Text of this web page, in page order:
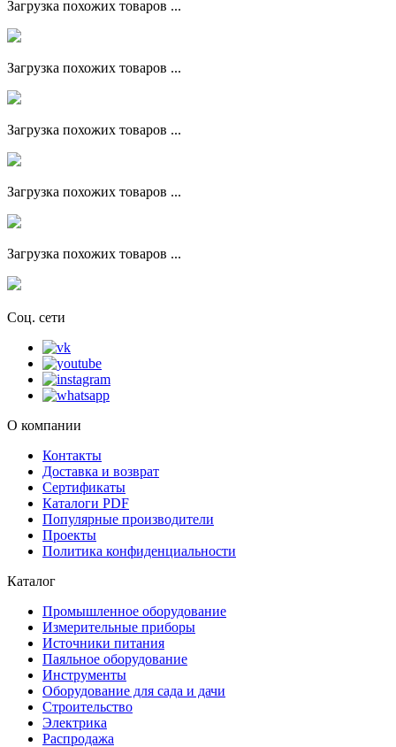
Загрузка похожих товаров ...
Загрузка похожих товаров ...
Загрузка похожих товаров ...
Загрузка похожих товаров ...
Загрузка похожих товаров ...
Соц. сети
О компании
Контакты
Доставка и возврат
Сертификаты
Каталоги PDF
Популярные производители
Проекты
Политика конфиденциальности
Каталог
Промышленное оборудование
Измерительные приборы
Источники питания
Паяльное оборудование
Инструменты
Оборудование для сада и дачи
Строительство
Электрика
Распродажа